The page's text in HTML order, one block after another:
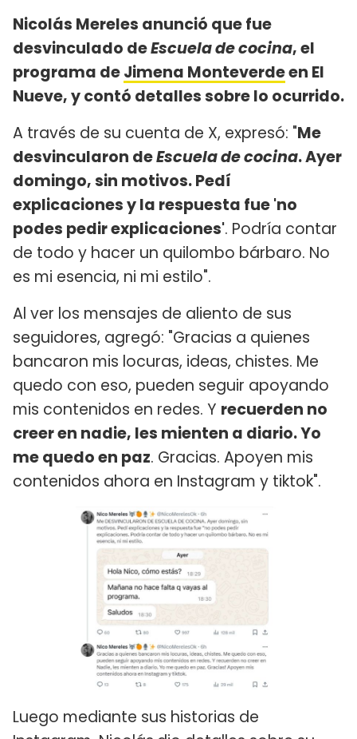
Nicolás Mereles anunció que fue
desvinculado deEscuela de cocina, el
programa deJimena Monteverdeen El
Nueve, y contó detalles sobre lo ocurrido.
A través de su cuenta de X, expresó: "Me
desvincularon deEscuela de cocina. Ayer
domingo, sin motivos. Pedí
explicaciones y la respuesta fue 'no
podes pedir explicaciones'. Podría contar
de todo y hacer un quilombo bárbaro. No
es mi esencia, ni mi estilo".
Al ver los mensajes de aliento de sus
seguidores, agregó: "Gracias a quienes
bancaron mis locuras, ideas, chistes. Me
quedo con eso, pueden seguir apoyando
mis contenidos en redes. Y recuerden no
creer en nadie, les mienten a diario. Yo
me quedo en paz. Gracias. Apoyen mis
contenidos ahora en Instagram y tiktok".
Luego mediante sus historias de